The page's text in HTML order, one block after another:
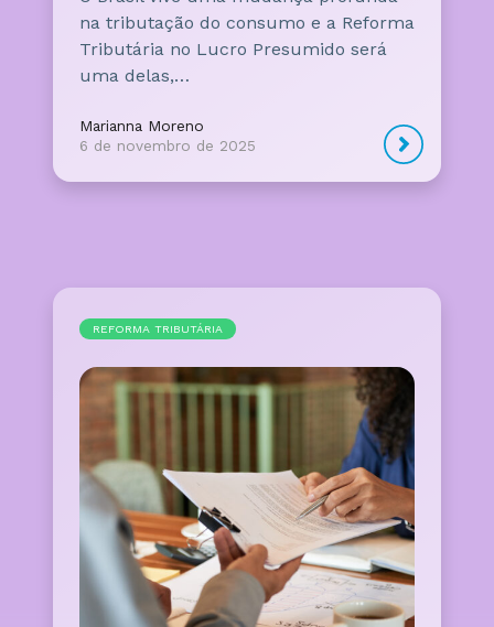
na tributação do consumo e a Reforma
Tributária no Lucro Presumido será
uma delas,…
Marianna Moreno
6 de novembro de 2025
REFORMA TRIBUTÁRIA